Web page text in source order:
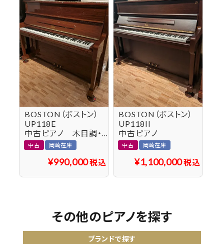
BOSTON（ボストン）
UP118E
中古ピアノ 木目調・小型ながらダイナミックなサウンド
中古 岡崎在庫
¥990,000税込
BOSTON（ボストン）
UP118II
中古ピアノ
中古 岡崎在庫
¥1,100,000税込
その他のピアノを探す
ブランドで探す